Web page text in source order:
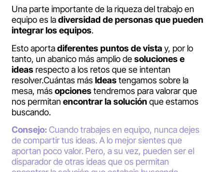
Una parte importante de la riqueza del trabajo en
equipo es ladiversidad de personas que pueden
integrar los equipos.
Esto aportadiferentes puntos de vistay, por lo
tanto, un abanico más amplio desoluciones e
ideas respecto a los retos que se intentan
resolver.Cuántas más Ideastengamos sobre la
mesa, más opcionestendremos para valorar que
nos permitan encontrar la solución que estamos
buscando.
Consejo:Cuando trabajes en equipo, nunca dejes
de compartir tus ideas. A lo mejor sientes que
aportan poco valor. Pero, a su vez, pueden ser el
disparador de otras ideas que os permitan